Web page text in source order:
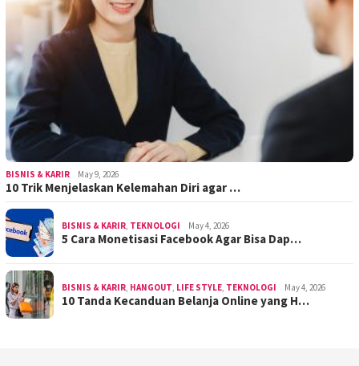
BISNIS & KARIR May 9, 2026
10 Trik Menjelaskan Kelemahan Diri agar …
BISNIS & KARIR TEKNOLOGI May 4, 2026
5 Cara Monetisasi Facebook Agar Bisa Dap…
BISNIS & KARIR HANGOUT LIFE STYLE TEKNOLOGI May 4, 2026
10 Tanda Kecanduan Belanja Online yang H…